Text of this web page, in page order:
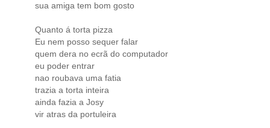
sua amiga tem bom gosto
Quanto á torta pizza
Eu nem posso sequer falar
quem dera no ecrã do computador
eu poder entrar
nao roubava uma fatia
trazia a torta inteira
ainda fazia a Josy
vir atras da portuleira